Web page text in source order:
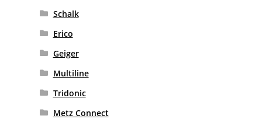
Schalk
Erico
Geiger
Multiline
Tridonic
Metz Connect